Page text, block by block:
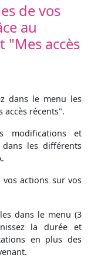
de vos
au
accès
dans le menu les
récents".
modifications et
les différents
vos actions sur vos
dans le menu (3
la durée et
en plus des